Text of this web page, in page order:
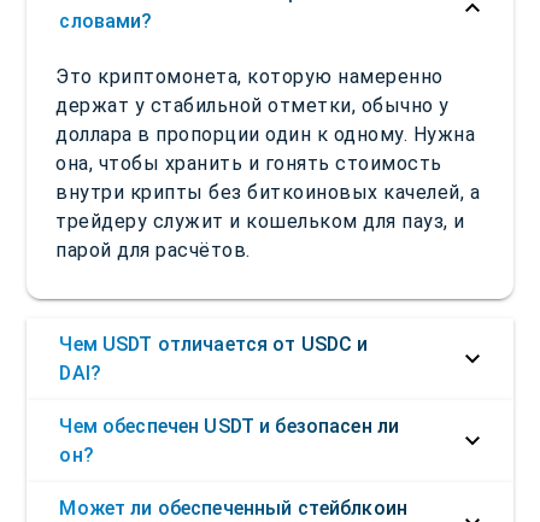
словами?
Это криптомонета, которую намеренно
держат у стабильной отметки, обычно у
доллара в пропорции один к одному. Нужна
она, чтобы хранить и гонять стоимость
внутри крипты без биткоиновых качелей, а
трейдеру служит и кошельком для пауз, и
парой для расчётов.
Чем USDT отличается от USDC и
DAI?
Чем обеспечен USDT и безопасен ли
он?
Может ли обеспеченный стейблкоин